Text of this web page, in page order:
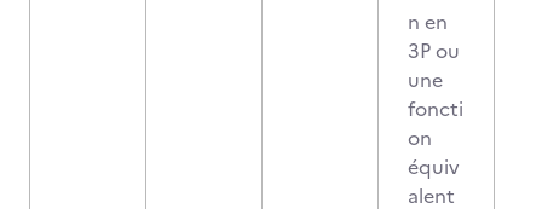
n en
3P ou
une
foncti
on
équiv
alent